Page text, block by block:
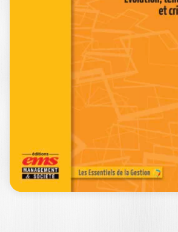
HOMO
JEAN-FRANÇOIS CHANLAT
Ouvrage labellisé FNEGE (2024),
catégorie "Essai" Cet ouvrage
une réflexion critique des…